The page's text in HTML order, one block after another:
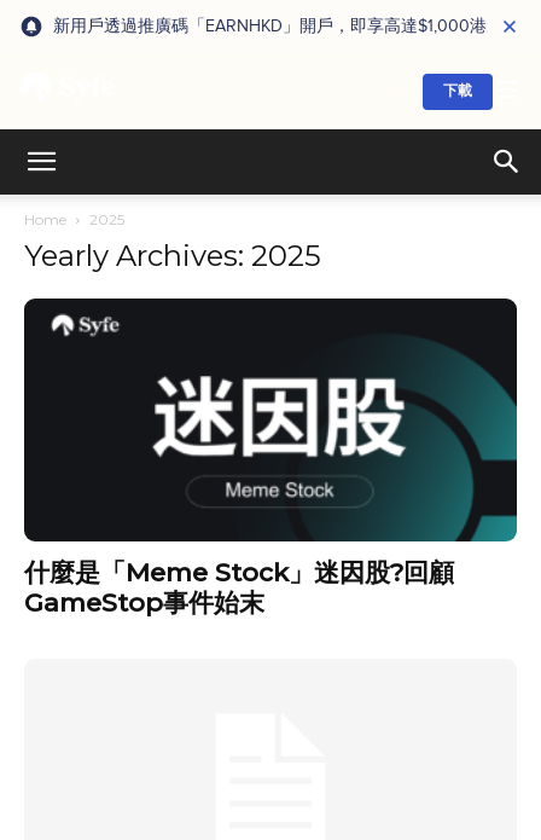
新用戶透過推廣碼「EARNHKD」開戶，即享高達$1,000港元獎賞
下載
Home 2025
Yearly Archives: 2025
什麼是「Meme Stock」迷因股?回顧
GameStop事件始末